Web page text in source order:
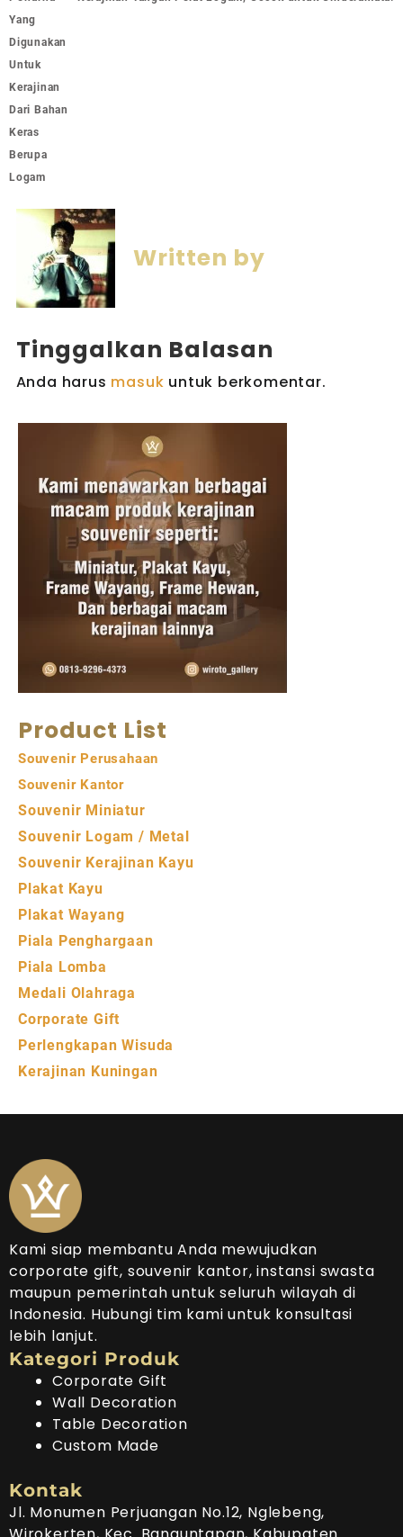
Yang
Digunakan
Untuk
Kerajinan
Dari Bahan
Keras
Berupa
Logam
Written by
Tinggalkan Balasan
Anda harus masuk untuk berkomentar.
Product List
Souvenir Perusahaan
Souvenir Kantor
Souvenir Miniatur
Souvenir Logam / Metal
Souvenir Kerajinan Kayu
Plakat Kayu
Plakat Wayang
Piala Penghargaan
Piala Lomba
Medali Olahraga
Corporate Gift
Perlengkapan Wisuda
Kerajinan Kuningan
Kami siap membantu Anda mewujudkan
corporate gift, souvenir kantor, instansi swasta
maupun pemerintah untuk seluruh wilayah di
Indonesia. Hubungi tim kami untuk konsultasi
lebih lanjut.
Kategori Produk
Corporate Gift
Wall Decoration
Table Decoration
Custom Made
Kontak
Jl. Monumen Perjuangan No.12, Nglebeng,